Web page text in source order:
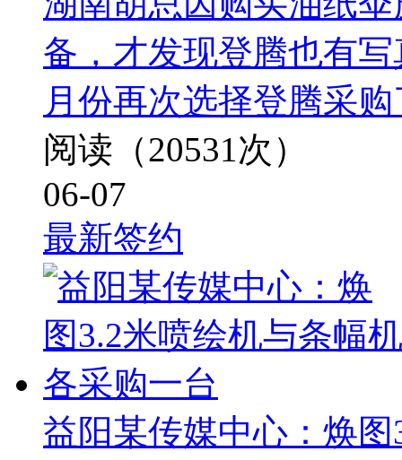
备，才发现登腾也有
月份再次选择登腾采
阅读（20531次）
06-07
最新签约
益阳某传媒中心：焕